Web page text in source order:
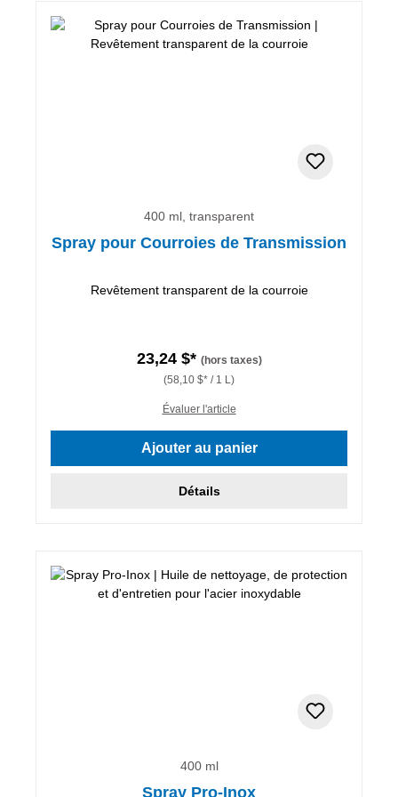
400 ml, transparent
Spray pour Courroies de Transmission
Revêtement transparent de la courroie
23,24 $* (hors taxes)
(58,10 $* / 1 L)
Évaluer l'article
Ajouter au panier
Détails
400 ml
Spray Pro-Inox